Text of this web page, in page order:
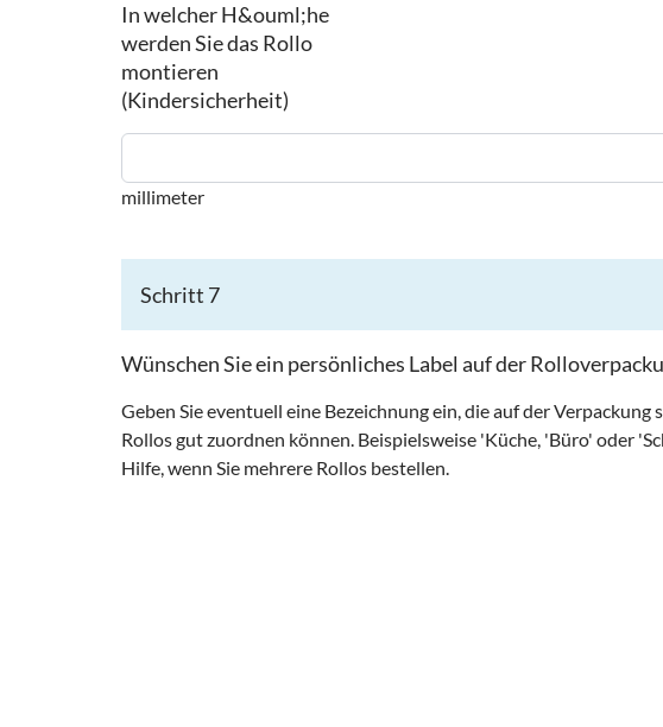
In welcher H&ouml;he
werden Sie das Rollo
montieren
(Kindersicherheit)
millimeter
Schritt 7
Wünschen Sie ein persönliches Label auf der
Geben Sie eventuell eine Bezeichnung ein, die auf der Verpackung
Rollos gut zuordnen können. Beispielsweise 'Küche, 'Büro' oder
Hilfe, wenn Sie mehrere Rollos bestellen.